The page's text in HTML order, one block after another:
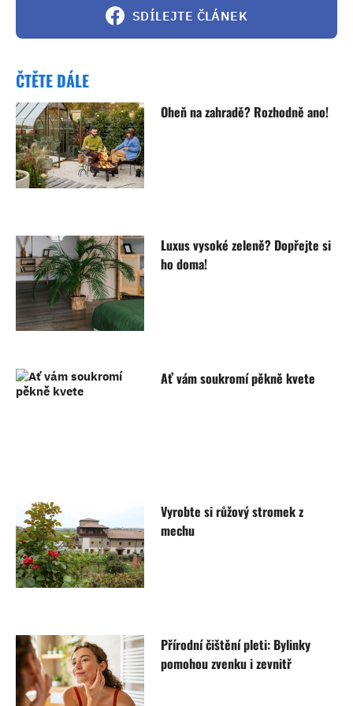
SDÍLEJTE ČLÁNEK
ČTĚTE DÁLE
Oheň na zahradě? Rozhodně ano!
Luxus vysoké zeleně? Dopřejte si
ho doma!
Ať vám soukromí pěkně kvete
Vyrobte si růžový stromek z
mechu
Přírodní čištění pleti: Bylinky
pomohou zvenku i zevnitř